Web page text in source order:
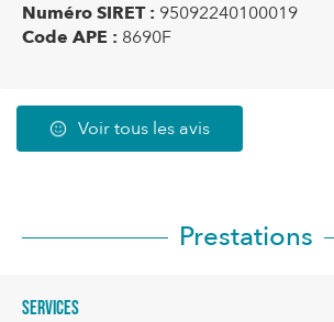
Numéro SIRET : 95092240100019
Code APE : 8690F
Voir tous les avis
Prestations
Services